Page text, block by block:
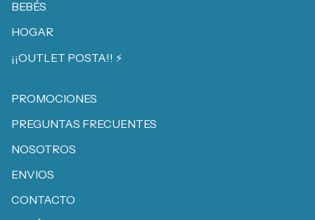
BEBÉS
HOGAR
¡¡OUTLET POSTA!! ⚡️
PROMOCIONES
PREGUNTAS FRECUENTES
NOSOTROS
ENVIOS
CONTACTO